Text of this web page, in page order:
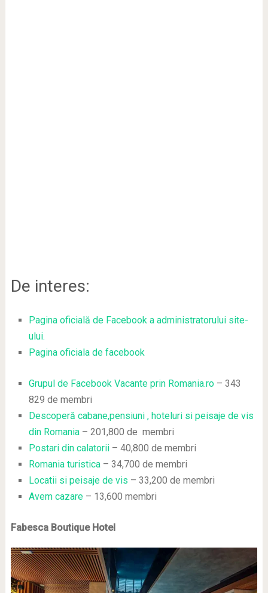
De interes:
Pagina oficială de Facebook a administratorului site-
ului.
Pagina oficiala de facebook
Grupul de Facebook Vacante prin Romania.ro – 343
829 de membri
Descoperă cabane,pensiuni , hoteluri si peisaje de vis
din Romania– 201,800 de membri
Postari din calatorii – 40,800 de membri
Romania turistica– 34,700 de membri
Locatii si peisaje de vis – 33,200 de membri
Avem cazare– 13,600 membri
Fabesca Boutique Hotel